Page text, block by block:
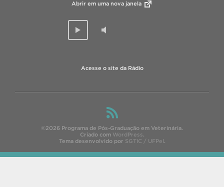
Abrir em uma nova janela
Acesse o site da Rádio
©2026 Programa de Pós-Graduação em Veterinária.
Criado com WordPress.
Tema desenvolvido por SGTIC / UFPel.